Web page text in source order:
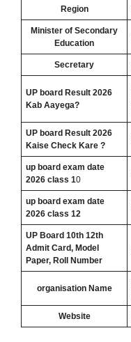
Region
Minister of Secondary
Education
Secretary
UP board Result 2026
Kab Aayega?
UP board Result 2026
Kaise Check Kare ?
up board exam date
2026 class 10
up board exam date
2026 class 12
UP Board 10th 12th
Admit Card, Model
Paper, Roll Number
organisation Name
Website